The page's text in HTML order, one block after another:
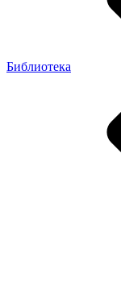
Библиотека